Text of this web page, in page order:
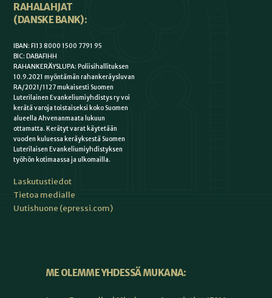
RAHALAHJAT
(DANSKE BANK):
IBAN: FI13 8000 1500 7791 95
BIC: DABAFIHH
RAHANKERÄYSLUPA: Poliisihallituksen
10.9.2021 myöntämän rahankeräysluvan
RA/2021/1127 mukaisesti Suomen
Luterilainen Evankeliumiyhdistys ry voi
kerätä varoja toistaiseksi koko Suomen
alueella Ahvenanmaata lukuun
ottamatta. Kerätyt varat käytetään
vuoden kuluessa keräyksestä Suomen
Luterilaisen Evankeliumiyhdistyksen
työhön kotimaassa ja ulkomailla.
Laskutustiedot
Tietoa medialle
Uutishuone (epressi.com)
ME OLEMME YHDESSÄ MUKANA: